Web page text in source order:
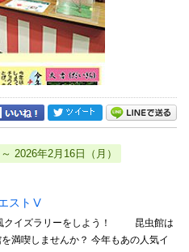
2026年2月16日（月）
ストⅤ
クイズラリーをしよう！ 昆虫館は
満喫しませんか？ 今年もあの人気イ